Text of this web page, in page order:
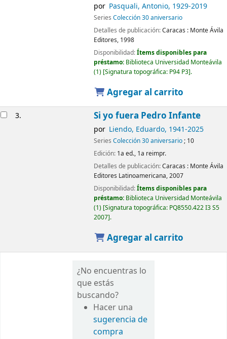
por Pasquali, Antonio, 1929-2019
Series Colección 30 aniversario
Detalles de publicación:Caracas : Monte Ávila
Editores, 1998
Disponibilidad:Ítems disponibles para
préstamo: Biblioteca Universidad Monteávila
(1) Signatura topográfica: P94 P3 .
Agregar al carrito
3. Si yo fuera Pedro Infante
por Liendo, Eduardo, 1941-2025
Series Colección 30 aniversario; 10
Edición: 1a ed., 1a reimpr.
Detalles de publicación:Caracas : Monte Ávila
Editores Latinoamericana,2007
Disponibilidad:Ítems disponibles para
préstamo: Biblioteca Universidad Monteávila
(1) Signatura topográfica: PQ8550.422 I3 S5
2007 .
Agregar al carrito
¿No encuentras lo
que estás
buscando?
Hacer una
sugerencia de
compra